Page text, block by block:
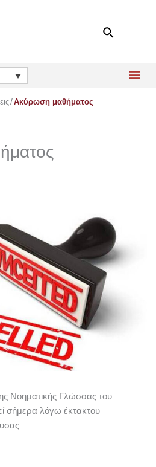
Ακύρωση μαθήματος
Νοηματικής Γλώσσας του
σήμερα λόγω έκτακτου